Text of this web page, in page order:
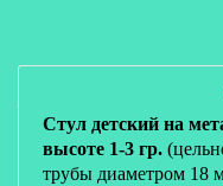
Стул детский на
высоте 1-3 гр.
трубы диаметром 18